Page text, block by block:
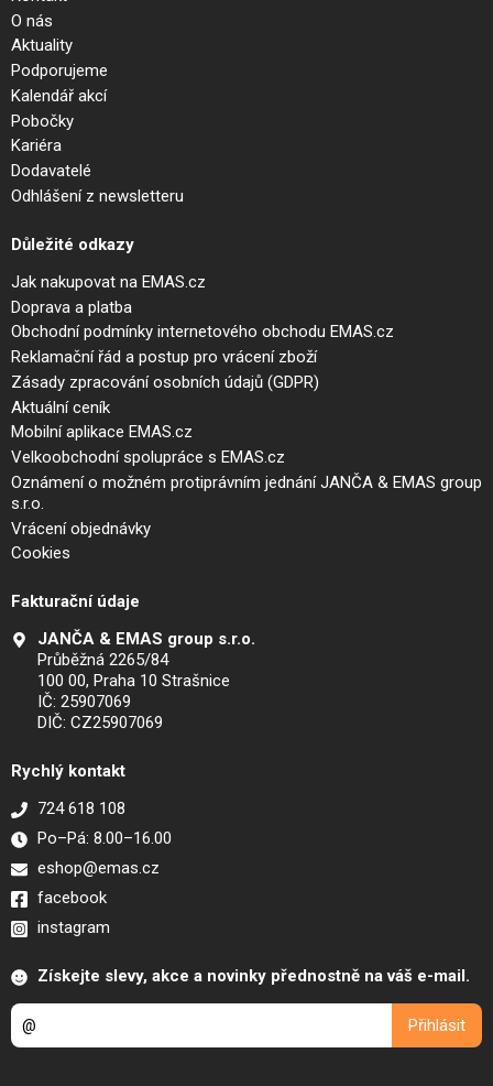
O nás
Aktuality
Podporujeme
Kalendář akcí
Pobočky
Kariéra
Dodavatelé
Odhlášení z newsletteru
Důležité odkazy
Jak nakupovat na EMAS.cz
Doprava a platba
Obchodní podmínky internetového obchodu EMAS.cz
Reklamační řád a postup pro vrácení zboží
Zásady zpracování osobních údajů (GDPR)
Aktuální ceník
Mobilní aplikace EMAS.cz
Velkoobchodní spolupráce s EMAS.cz
Oznámení o možném protiprávním jednání JANČA & EMAS group
s.r.o.
Vrácení objednávky
Cookies
Fakturační údaje
JANČA & EMAS group s.r.o.
Průběžná 2265/84
100 00, Praha 10 Strašnice
IČ: 25907069
DIČ: CZ25907069
Rychlý kontakt
724 618 108
Po–Pá: 8.00–16.00
eshop@emas.cz
facebook
instagram
Získejte slevy, akce a novinky přednostně na váš e-mail.